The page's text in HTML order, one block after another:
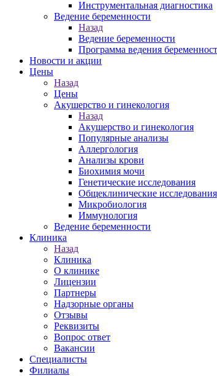
Инструментальная диагностика
Ведение беременности
Назад
Ведение беременности
Программа ведения
Новости и акции
Цены
Назад
Цены
Акушерство и гинекология
Назад
Акушерство и гинекология
Популярные анализы
Аллергология
Анализы крови
Биохимия мочи
Генетические исследования
Общеклинические исследования
Микробиология
Иммунология
Ведение беременности
Клиника
Назад
Клиника
О клинике
Лицензии
Партнеры
Надзорные органы
Отзывы
Реквизиты
Вопрос ответ
Вакансии
Специалисты
Филиалы